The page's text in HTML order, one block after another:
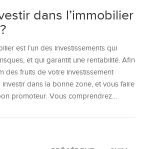
dans l’immobilier
est l’un des investissements qui
et qui garantit une rentabilité. Afin
des fruits de votre investissement
dans la bonne zone, et vous faire
promoteur. Vous comprendrez…